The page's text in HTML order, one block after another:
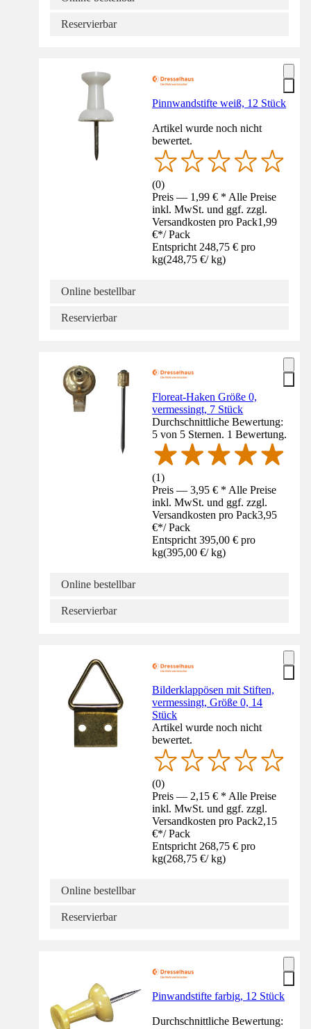
Reservierbar
Pinnwandstifte weiß, 12 Stück
Artikel wurde noch nicht
bewertet.
(0)
Preis — 1,99 € * Alle Preise
inkl. MwSt. und ggf. zzgl.
Versandkosten pro Pack1,99
€*/ Pack
Entspricht 248,75 € pro
kg(248,75 €/ kg)
Online bestellbar
Reservierbar
Floreat-Haken Größe 0,
vermessingt, 7 Stück
Durchschnittliche Bewertung:
5 von 5 Sternen. 1 Bewertung.
(1)
Preis — 3,95 € * Alle Preise
inkl. MwSt. und ggf. zzgl.
Versandkosten pro Pack3,95
€*/ Pack
Entspricht 395,00 € pro
kg(395,00 €/ kg)
Online bestellbar
Reservierbar
Bilderklappösen mit Stiften,
vermessingt, Größe 0, 14
Stück
Artikel wurde noch nicht
bewertet.
(0)
Preis — 2,15 € * Alle Preise
inkl. MwSt. und ggf. zzgl.
Versandkosten pro Pack2,15
€*/ Pack
Entspricht 268,75 € pro
kg(268,75 €/ kg)
Online bestellbar
Reservierbar
Pinwandstifte farbig, 12 Stück
Durchschnittliche Bewertung: